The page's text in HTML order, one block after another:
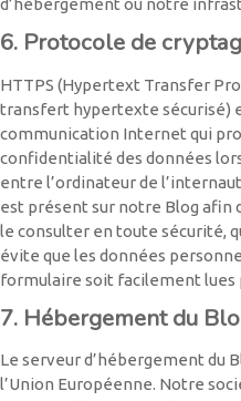
6. Protocole de
HTTPS (Hypertext Transfer
transfert hypertexte sécurisé)
communication Internet qui
confidentialité des données
entre l’ordinateur de
est présent sur notre Blog afin
le consulter en toute sécurité,
évite que les données
formulaire soit facilement lues
7. Hébergement du
Le serveur d’hébergement du
l’Union Européenne. Notre